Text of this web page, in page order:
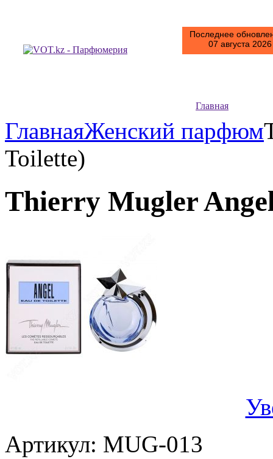
Последнее
07 августа
Главная
ГлавнаяЖенский парфюм
Toilette)
Thierry Mugler
Артикул: MUG-013